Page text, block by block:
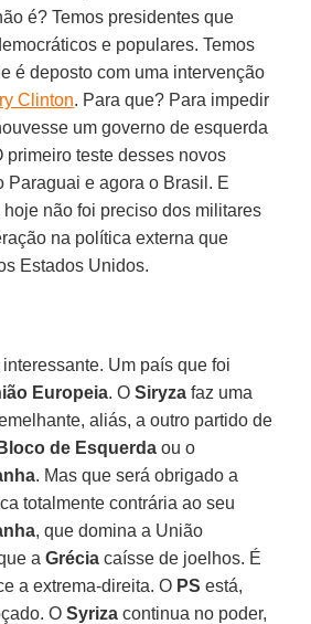
é? Temos presidentes que
e populares. Temos
é deposto com uma intervenção
Clinton. Para que? Para impedir
um governo de esquerda
primeiro teste desses novos
Paraguai e agora o Brasil. E
não foi preciso dos militares
na política externa que
Estados Unidos.
Um país que foi
Europeia. OSiryzafaz uma
aliás, a outro partido de
Bloco de Esquerda ou o
. Mas que será obrigado a
totalmente contrária ao seu
, que domina a União
aGrécia caísse de joelhos. É
a extrema-direita. O PS está,
OSyriza continua no poder,